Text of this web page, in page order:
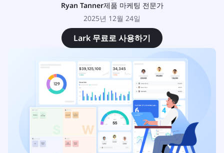
Ryan Tanner제품 마케팅 전문가
2025년 12월 24일
Lark 무료로 사용하기